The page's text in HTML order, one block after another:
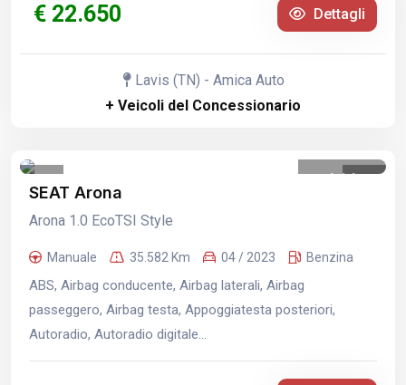
€ 22.650 Dettagli
Lavis (TN) - Amica Auto
+ Veicoli del Concessionario
1 /1
SEAT Arona
Arona 1.0 EcoTSI Style
Manuale 35.582 Km 04 / 2023 Benzina
ABS, Airbag conducente, Airbag laterali, Airbag
passeggero, Airbag testa, Appoggiatesta posteriori,
Autoradio, Autoradio digitale...